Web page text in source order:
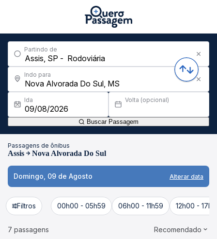
Partindo de
Indo para
Ida Volta (opcional)
Buscar Passagem
Passagens de ônibus
Assis Nova Alvorada Do Sul
Domingo, 09 de Agosto Alterar data
Filtros 00h00 - 05h59 06h00 - 11h59 12h00 -
7 passagens Recomendado